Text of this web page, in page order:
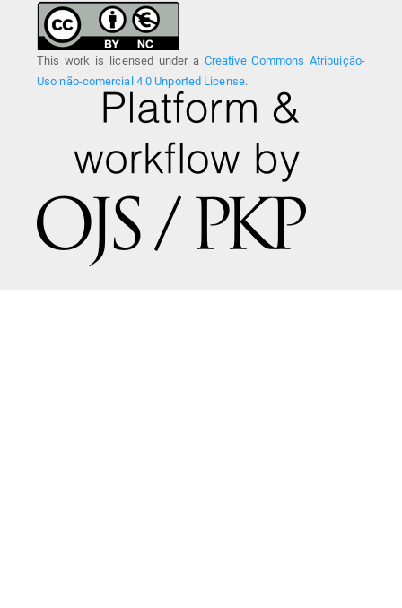
This work is licensed under a Creative Commons Atribuição-
Uso não-comercial 4.0 Unported License.